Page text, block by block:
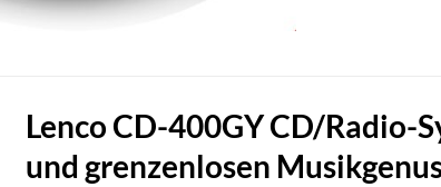
Lenco CD-400GY CD/
und grenzenlosen